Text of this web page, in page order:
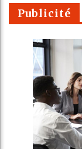
Publicité